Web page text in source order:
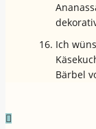
Ich
Bärbel